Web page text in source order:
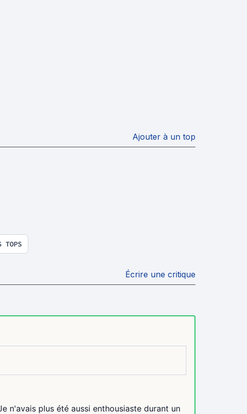
Ajouter à un top
TOPS
Écrire une critique
n'avais plus été aussi enthousiaste durant un